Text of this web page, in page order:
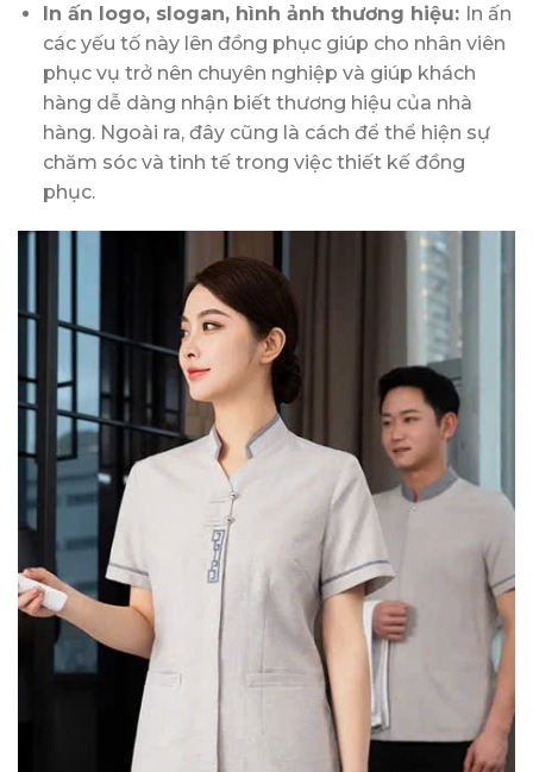
In ấn logo, slogan, hình ảnh thương hiệu: In ấn
các yếu tố này lên đồng phục giúp cho nhân viên
phục vụ trở nên chuyên nghiệp và giúp khách
hàng dễ dàng nhận biết thương hiệu của nhà
hàng. Ngoài ra, đây cũng là cách để thể hiện sự
chăm sóc và tinh tế trong việc thiết kế đồng
phục.